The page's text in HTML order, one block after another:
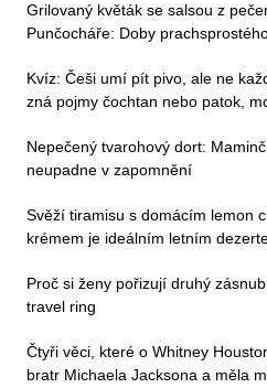
Grilovaný květák se salsou z
Punčocháře: Doby
Kvíz: Češi umí pít pivo, ale ne
zná pojmy čochtan nebo patok,
Nepečený tvarohový dort:
neupadne v zapomnění
Svěží tiramisu s domácím lemon
krémem je ideálním letním
Proč si ženy pořizují druhý
travel ring
Čtyři věci, které o Whitney
bratr Michaela Jacksona a měla